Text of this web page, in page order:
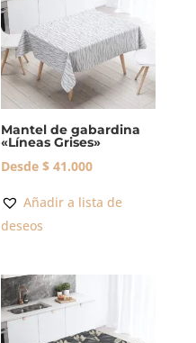
Mantel de gabardina
«Líneas Grises»
Desde $ 41.000
Añadir a lista de
deseos